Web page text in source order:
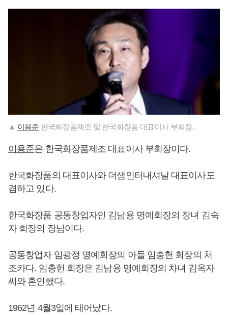
▲ 이용준 한국화장품제조 및 한국화장품 대표이사 부회장.
이용준은 한국화장품제조 대표이사 부회장이다.
한국화장품의 대표이사와 더샘인터내셔날 대표이사도
겸하고 있다.
한국화장품 공동창업자인 김남용 명예회장의 장녀 김숙
자 회장의 장남이다.
공동창업자 임광정 명예회장의 아들 임충헌 회장의 처
조카다. 임충헌 회장은 김남용 명예회장의 차녀 김옥자
씨와 혼인했다.
1962년 4월3일에 태어났다.